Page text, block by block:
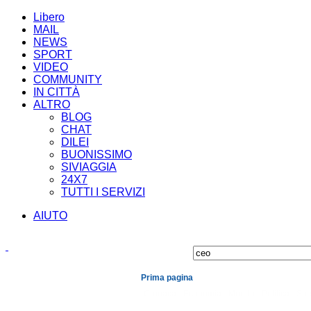
Libero
MAIL
NEWS
SPORT
VIDEO
COMMUNITY
IN CITTÀ
ALTRO
BLOG
CHAT
DILEI
BUONISSIMO
SIVIAGGIA
24X7
TUTTI I SERVIZI
AIUTO
Prima pagina